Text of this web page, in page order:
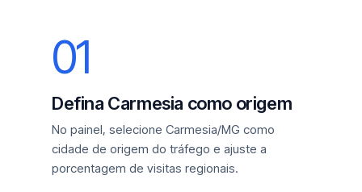
01
Defina Carmesia como origem
No painel, selecione Carmesia/MG como
cidade de origem do tráfego e ajuste a
porcentagem de visitas regionais.